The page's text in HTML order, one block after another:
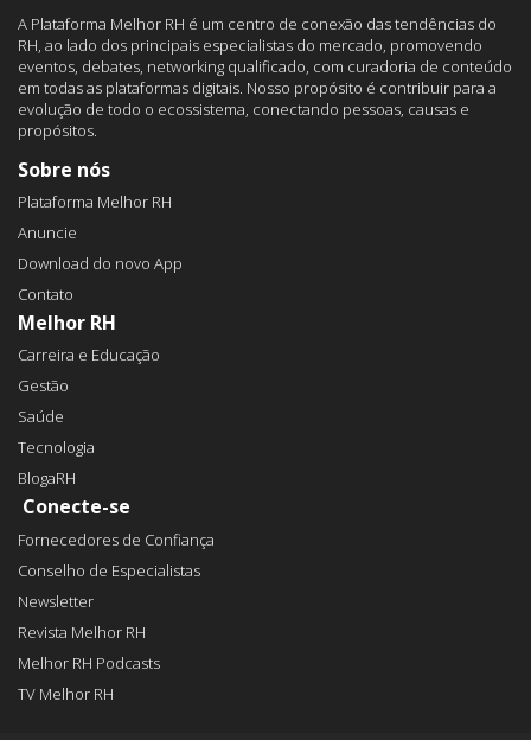
A Plataforma Melhor RH é um centro de conexão das tendências do
RH, ao lado dos principais especialistas do mercado, promovendo
eventos, debates, networking qualificado, com curadoria de conteúdo
em todas as plataformas digitais. Nosso propósito é contribuir para a
evolução de todo o ecossistema, conectando pessoas, causas e
propósitos.
Sobre nós
Plataforma Melhor RH
Anuncie
Download do novo App
Contato
Melhor RH
Carreira e Educação
Gestão
Saúde
Tecnologia
BlogaRH
Conecte-se
Fornecedores de Confiança
Conselho de Especialistas
Newsletter
Revista Melhor RH
Melhor RH Podcasts
TV Melhor RH